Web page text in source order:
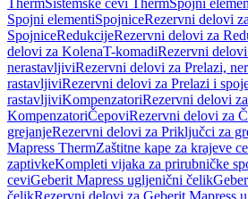
ThermSistemske cevi ThermSpojni
Spojni elementiSpojniceRezervni delovi za
SpojniceRedukcijeRezervni delovi za
delovi za KolenaT-komadiRezervni
nerastavljiviRezervni delovi za Prelazi,
rastavljiviRezervni delovi za Prelazi i
rastavljiviKompenzatoriRezervni delovi za
KompenzatoriČepoviRezervni delovi za
grejanjeRezervni delovi za Priključci za
Mapress ThermZaštitne kape za krajeve
zaptivkeKompleti vijaka za prirubničke
ceviGeberit Mapress ugljenični čelik
čelikRezervni delovi za Geberit Mapress